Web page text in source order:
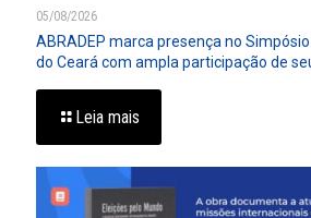
05/08/2026
ABRADEP marca presença no
do Ceará com ampla participação de
Leia mais